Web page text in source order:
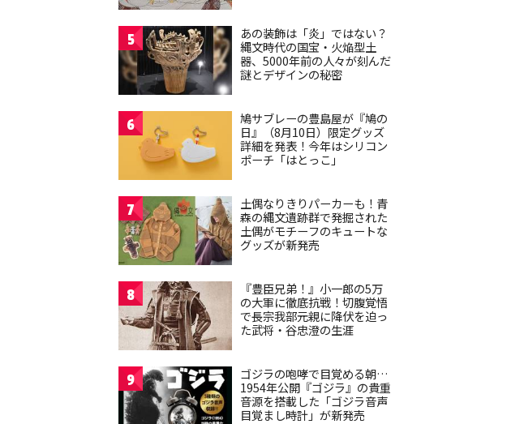
5
あの装飾は「炎」ではない？
縄文時代の国宝・火焔型土
器、5000年前の人々が刻んだ
謎とデザインの秘密
6
鳩サブレーの豊島屋が『鳩の
日』（8月10日）限定グッズ
詳細を発表！今年はシリコン
ポーチ「はとっこ」
7
土偶なりきりパーカーも！青
森の縄文遺跡群で発掘された
土偶がモチーフのキュートな
グッズが新発売
8
『豊臣兄弟！』小一郎の5万
の大軍に徹底抗戦！切腹覚悟
で長宗我部元親に降伏を迫っ
た武将・谷忠澄の生涯
9
ゴジラの咆哮で目覚める朝…
1954年公開『ゴジラ』の貴重
音源を搭載した「ゴジラ音声
目覚まし時計」が新発売